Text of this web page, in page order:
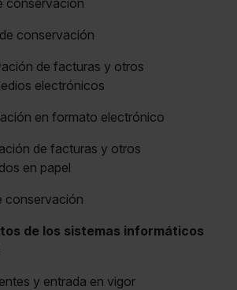
de facturas y otros
electrónicos
en formato electrónico
de facturas y otros
en papel
de los sistemas informáticos
y entrada en vigor